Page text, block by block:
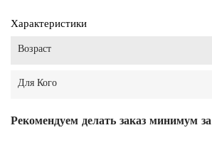
Характеристики
Возраст
Для Кого
Рекомендуем делать заказ минимум за